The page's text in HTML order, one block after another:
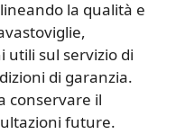
la qualità e
sul servizio di
di garanzia.
conservare il
future.